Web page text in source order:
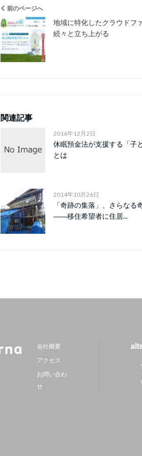
前のページへ
地域に特化したクラウドフ
続々と立ち上がる
関連記事
2016年12月2日
休眠預金法が支援する「子
とは
2014年10月26日
「奇跡の集落」、さらなる
――移住希望者に住居...
会社概要
アクセス
お問い合わ
せ